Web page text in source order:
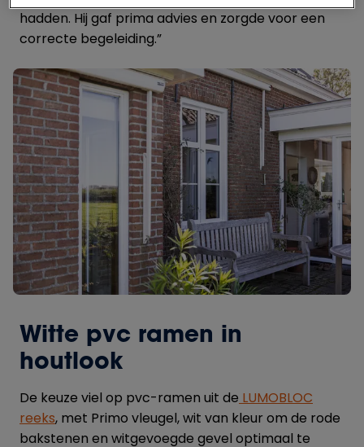
hadden. Hij gaf prima advies en zorgde voor een
correcte begeleiding.”
Witte pvc ramen in
houtlook
De keuze viel op pvc-ramen uit de LUMOBLOC
reeks, met Primo vleugel, wit van kleur om de rode
bakstenen en witgevoegde gevel optimaal te